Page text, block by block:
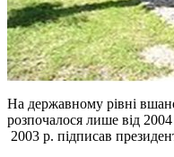
На державному рівні
розпочалося лише від
2003 р. підписав